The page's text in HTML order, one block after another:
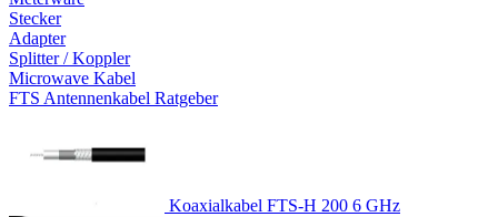
Stecker
Adapter
Splitter / Koppler
Microwave Kabel
FTS Antennenkabel Ratgeber
Koaxialkabel FTS-H 200 6 GHz